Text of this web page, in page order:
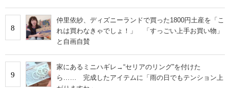
8
仲里依紗、ディズニーランドで買った1800円土産を「こ
れは買わなきゃでしょ！」 「すっごい上手お買い物」
と自画自賛
9
家にあるミニハギレ→“セリアのリング”を付けた
ら…… 完成したアイテムに「雨の日でもテンション上